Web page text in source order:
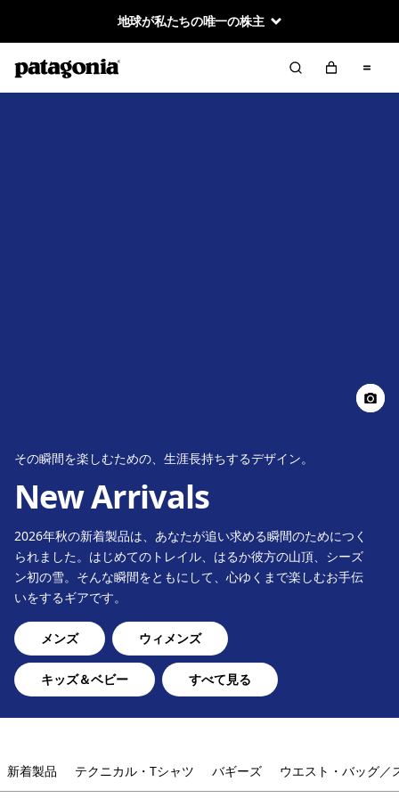
地球が私たちの唯一の株主
その瞬間を楽しむための、生涯長持ちするデザイン。
New Arrivals
2026年秋の新着製品は、あなたが追い求める瞬間のためにつく
られました。はじめてのトレイル、はるか彼方の山頂、シーズ
ン初の雪。そんな瞬間をともにして、心ゆくまで楽しむお手伝
いをするギアです。
メンズ ウィメンズ
キッズ＆ベビー すべて見る
新着製品 テクニカル・Tシャツ バギーズ ウエスト・バッグ／